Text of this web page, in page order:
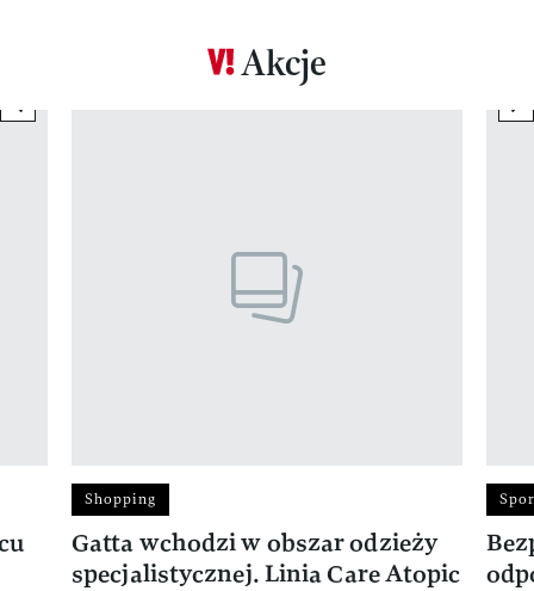
Akcje
Shopping
Gatta wchodzi w obszar odzieży
specjalistycznej. Linia Care Atopic